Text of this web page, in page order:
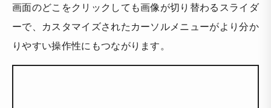
画面のどこをクリックしても画像が切り替わるスライダ
ーで、カスタマイズされたカーソルメニューがより分か
りやすい操作性にもつながります。